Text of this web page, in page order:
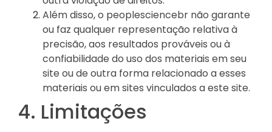
Além disso, o peoplesciencebr não garante
ou faz qualquer representação relativa à
precisão, aos resultados prováveis ​​ou à
confiabilidade do uso dos materiais em seu
site ou de outra forma relacionado a esses
materiais ou em sites vinculados a este site.
4. Limitações